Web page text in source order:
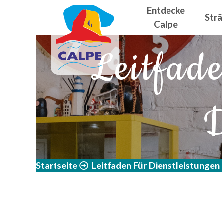
Direkt zum Inhalt
Entdecke
Calpe
Startseite Leitfaden Für